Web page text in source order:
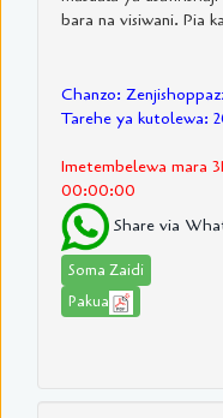
bara na visiwani. Pia
Chanzo:
Tarehe ya kutolewa:
Imetembelewa mara
00:00:00
Share via
Soma Zaidi
Pakua